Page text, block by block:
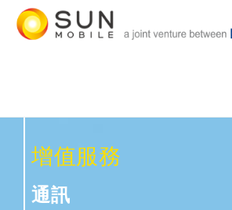
增值服務
通訊